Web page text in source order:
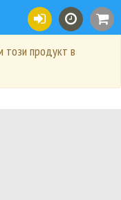
продукт в